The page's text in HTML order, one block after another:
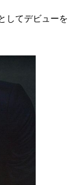
してデビューを